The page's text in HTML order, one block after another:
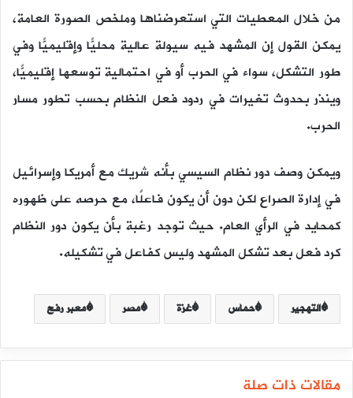
من خلال المعطيات التي استعرضناها وملخص الصورة العامة،
يمكن القول إن المشهد فيه سيولة عالية محليًّا وإقليميًّا وفي
طور التشكل، سواء في الحرب أو في احتمالية توسعها إقليميًّا،
وينذر بحدوث تغيرات في ردود فعل النظام بحسب تطور مسار
الحرب.
ويمكن وصف دور نظام السيسي بأنه شريك مع أمريكا وإسرائيل
في إدارة الصراع لكن دون أن يكون فاعلًا، مع حرصه على ظهوره
كمحايد في الرأي العام. حيث توجد رغبة بأن يكون دور النظام
كرد فعل بعد تشكل المشهد وليس كفاعل في تشكيله.
التهجير حماس غزة مصر معبر رفح
مقالات ذات صلة